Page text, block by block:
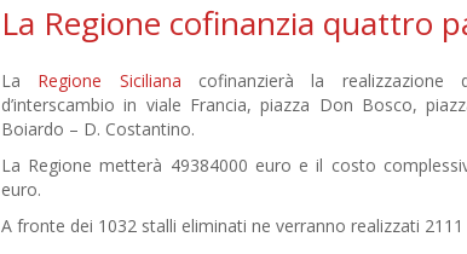
La Regione cofinanzia quattro
La Regione Siciliana cofinanzierà la realizzazione
d’interscambio in viale Francia, piazza Don Bosco,
Boiardo – D. Costantino.
La Regione metterà 49384000 euro e il costo
euro.
A fronte dei 1032 stalli eliminati ne verranno realizzati 2111